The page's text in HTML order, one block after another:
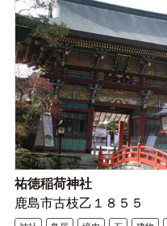
祐徳稲荷神社
鹿島市古枝乙１８５５